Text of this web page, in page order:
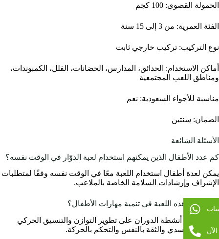
الحمولة القصوى: 100 كجم
الفئة العمرية: من 3 إلى 15 سنة
نوع التركيب: تركيب خارجي ثابت
أماكن الاستخدام: الحدائق، المدارس، الحضانات، الفلل، الكمبوندات،
ومناطق اللعب المجتمعية
مناسبة للأجواء السعودية: نعم
الضمان: سنتين
الأسئلة الشائعة
كم عدد الأطفال الذين يمكنهم استخدام لعبة الدوّار في الوقت نفسه؟
يمكن لعدة أطفال استخدام اللعبة معًا في الوقت نفسه وفقًا لمتطلبات
الإشراف وإرشادات السلامة الخاصة بالملاعب.
هل تساعد هذه اللعبة في تنمية مهارات الأطفال؟
نعم. تساعد أنشطة الدوران على تطوير التوازن والتنسيق الحركي
والوعي الجسدي والثقة بالنفس والتحكم بالحركة.